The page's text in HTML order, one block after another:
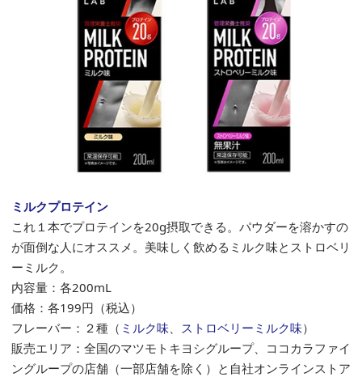
ミルクプロテイン
これ１本でプロテインを20g摂取できる。パウダーを溶かすの
が面倒な人にオススメ。美味しく飲めるミルク味とストロベリ
ーミルク。
内容量：各200mL
価格：各199円（税込）
フレーバー：２種（ ミルク味 ストロベリーミルク味）
販売エリア：全国のマツモトキヨシグループ、ココカラファイ
ングループの店舗（一部店舗を除く）と自社オンラインストア